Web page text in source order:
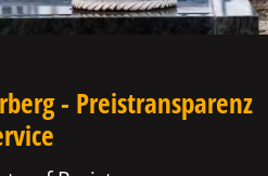
- Preistransparenz